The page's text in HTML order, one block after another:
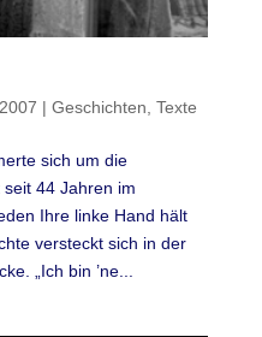
| Geschichten Texte
sich um die
44 Jahren im
Ihre linke Hand hält
versteckt sich in der
„Ich bin ’ne...